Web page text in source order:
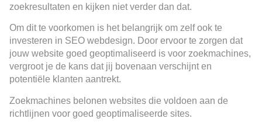
zoekresultaten en kijken niet verder dan dat.
Om dit te voorkomen is het belangrijk om zelf ook te
investeren in SEO webdesign. Door ervoor te zorgen dat
jouw website goed geoptimaliseerd is voor zoekmachines,
vergroot je de kans dat jij bovenaan verschijnt en
potentiële klanten aantrekt.
Zoekmachines belonen websites die voldoen aan de
richtlijnen voor goed geoptimaliseerde sites.